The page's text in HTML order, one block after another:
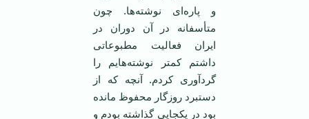
و پاره‌ای نوشته‌ها. چون
متأسفانه در آن دوران در
ایران فعالیت مطبوعاتی
داشتم کمتر نوشته‌هایم را
گردآوری کردم. آنچه که از
دستبرد روزگار محفوظ مانده
بود در یکجایی گذاشته بودم و